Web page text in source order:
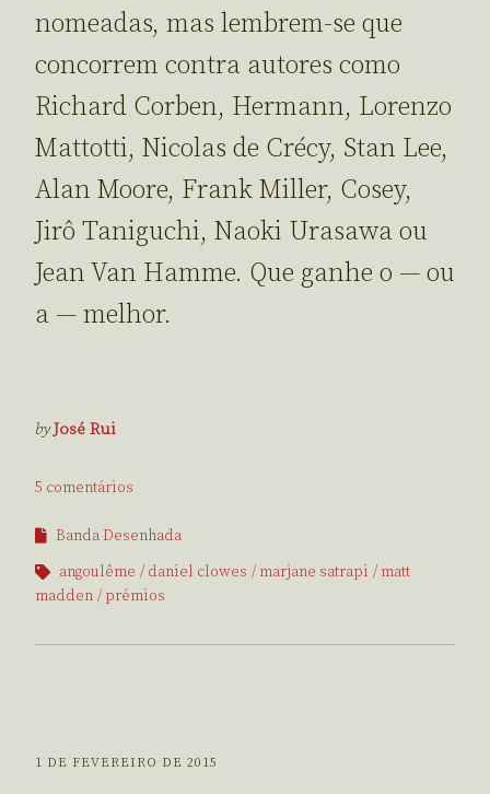
nomeadas, mas lembrem-se que
concorrem contra autores como
Richard Corben, Hermann, Lorenzo
Mattotti, Nicolas de Crécy, Stan Lee,
Alan Moore, Frank Miller, Cosey,
Jirô Taniguchi, Naoki Urasawa ou
Jean Van Hamme. Que ganhe o — ou
a — melhor.
byJosé Rui
5 comentários
Banda Desenhada
angoulême
daniel clowes marjane satrapi
matt
madden
prémios
1 DE FEVEREIRO DE 2015